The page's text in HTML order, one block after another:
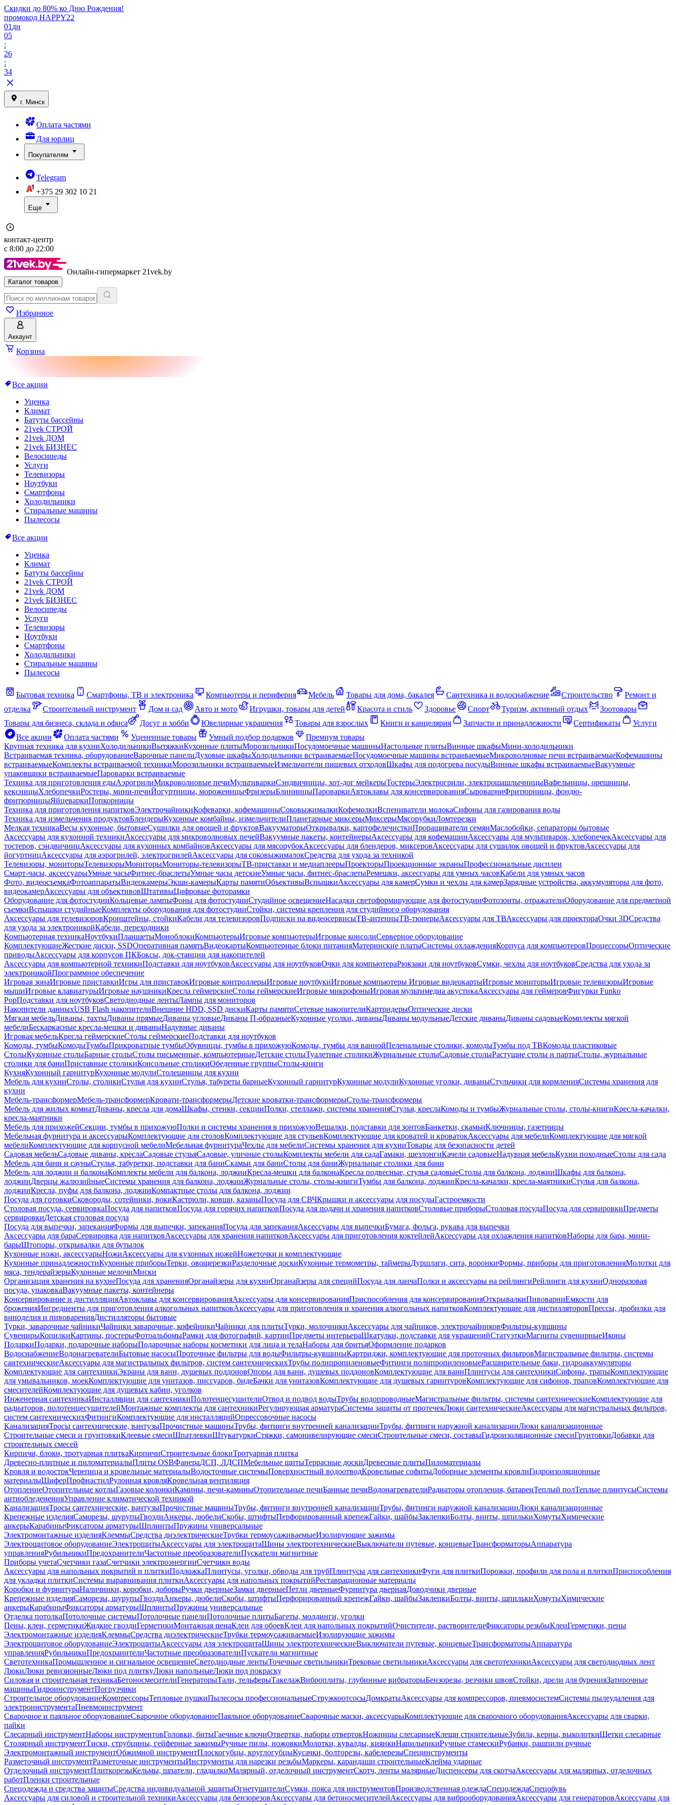
Скидки до 80% ко Дню Рождения!
промокод HAPPY22
01 дн
05
:
26
:
34
г. Минск
Оплата частями
Для юрлиц
Покупателям
Telegram
+375 29 302 10 21
Еще
контакт-центр
с 8:00 до 22:00
Онлайн-гипермаркет 21vek.by
Каталог товаров
Избранное
Аккаунт
Корзина
Все акции
Уценка
Климат
Батуты бассейны
21vek СТРОЙ
21vek ДОМ
21vek БИЗНЕС
Велосипеды
Услуги
Телевизоры
Ноутбуки
Смартфоны
Холодильники
Стиральные машины
Пылесосы
Все акции
Уценка
Климат
Батуты бассейны
21vek СТРОЙ
21vek ДОМ
21vek БИЗНЕС
Велосипеды
Услуги
Телевизоры
Ноутбуки
Смартфоны
Холодильники
Стиральные машины
Пылесосы
Бытовая техника Смартфоны, ТВ и электроника Компьютеры и периферия Мебель Товары для дома, бакалея Сантехника и водоснабжение Строительство
Ремонт и
отделка
Строительный инструмент Дом и сад Авто и мото Игрушки, товары для детей Красота и стиль Здоровье Спорт Туризм, активный отдых
Зоотовары
Товары для бизнеса, склада и офиса
Досуг и хобби Ювелирные украшения Товары для взрослых Книги и канцелярия Запчасти и принадлежности Сертификаты
Услуги
Все акции
Оплата частями Уцененные товары Умный подбор подарков
Премиум товары
Крупная техника для кухниХолодильникиВытяжкиКухонные плитыМорозильникиПосудомоечные машиныНастольные плитыВинные шкафыМини-холодильники
Встраиваемая техника, оборудованиеВарочные панелиДуховые шкафыХолодильники встраиваемыеПосудомоечные машины встраиваемыеМикроволновые печи встраиваемыеКофемашины
встраиваемыеКомплекты встраиваемой техникиМорозильники встраиваемыеИзмельчители пищевых отходовШкафы для подогрева посудыВинные шкафы встраиваемыеВакуумные
упаковщики встраиваемыеПароварки встраиваемые
Техника для приготовления едыАэрогрилиМикроволновые печиМультиваркиСэндвичницы, хот-дог мейкерыТостерыЭлектрогрили, электрошашлычницыВафельницы, орешницы,
кексницыХлебопечкиРостеры, мини-печиЙогуртницы, мороженицыФризерыБлинницыПароваркиАвтоклавы для консервированияСыроварниФритюрницы, фондю-
фритюрницыЯйцеваркиПопкорницы
Техника для приготовления напитковЭлектрочайникиКофеварки, кофемашиныСоковыжималкиКофемолкиВспениватели молокаСифоны для газирования воды
Техника для измельчения продуктовБлендерыКухонные комбайны, измельчителиПланетарные миксерыМиксерыМясорубкиЛомтерезки
Мелкая техникаВесы кухонные, бытовыеСушилки для овощей и фруктовВакууматорыОткрывалки, картофелечисткиПроращиватели семянМаслобойки, сепараторы бытовые
Аксессуары для кухонной техникиАксессуары для микроволновых печейВакуумные пакеты, контейнерыАксессуары для кофемашинАксессуары для мультиварок, хлебопечекАксессуары для
тостеров, сэндвичницАксессуары для кухонных комбайновАксессуары для мясорубокАксессуары для блендеров, миксеровАксессуары для сушилок овощей и фруктовАксессуары для
йогуртницАксессуары для аэрогрилей, электрогрилейАксессуары для соковыжималокСредства для ухода за техникой
Телевизоры, мониторыТелевизорыМониторыМониторы-телевизорыТВ-приставки и медиаплеерыПроекторыПроекционные экраныПрофессиональные дисплеи
Смарт-часы, аксессуарыУмные часыФитнес-браслетыУмные часы детскиеУмные часы, фитнес-браслетыРемешки, аксессуары для умных часовКабели для умных часов
Фото, видеосъемкаФотоаппаратыВидеокамерыЭкшн-камерыКарты памятиОбъективыВспышкиАксессуары для камерСумки и чехлы для камерЗарядные устройства, аккумуляторы для фото,
видеокамерАксессуары для объективовШтативыЦифровые фоторамки
Оборудование для фотостудииКольцевые лампыФоны для фотостудииСтудийное освещениеНасадки светоформирующие для фотостудииФотозонты, отражателиОборудование для предметной
съемкиВспышки студийныеКомплекты оборудования для фотостудииСтойки, системы крепления для студийного оборудования
Аксессуары для телевизоровКронштейны, стойкиКабели для телевизоровПодписки на видеосервисыТВ-антенныТВ-тюнерыАксессуары для ТВАксессуары для проектораОчки 3DСредства
для ухода за электроникойКабели, переходники
Компьютерная техникаНоутбукиПланшетыМоноблокиКомпьютерыИгровые компьютерыИгровые консолиСерверное оборудование
КомплектующиеЖесткие диски, SSDОперативная памятьВидеокартыКомпьютерные блоки питанияМатеринские платыСистемы охлажденияКорпуса для компьютеровПроцессорыОптические
приводыАксессуары для корпусов ПКБоксы, док-станции для накопителей
Аксессуары для компьютерной техникиПодставки для ноутбуковАксессуары для ноутбуковОчки для компьютераРюкзаки для ноутбуковСумки, чехлы для ноутбуковСредства для ухода за
электроникойПрограммное обеспечение
Игровая зонаИгровые приставкиИгры для приставокИгровые контроллерыИгровые ноутбукиИгровые компьютеры Игровые видеокартыИгровые мониторыИгровые телевизорыИгровые
мышиИгровые клавиатурыИгровые наушникиКресла геймерскиеСтолы геймерскиеИгровые микрофоныИгровая мультимедиа акустикаАксессуары для геймеровФигурки Funko
PopПодставки для ноутбуковСветодиодные лентыЛампы для мониторов
Накопители данныхUSB Flash накопителиВнешние HDD, SSD дискиКарты памятиСетевые накопителиКартридерыОптические диски
Мягкая мебельДиваны, тахтыДиваны прямыеДиваны угловыеДиваны П-образныеКухонные уголки, диваныДиваны модульныеДетские диваныДиваны садовыеКомплекты мягкой
мебелиБескаркасные кресла-мешки и диваныНадувные диваны
Игровая мебельКресла геймерскиеСтолы геймерскиеПодставки для ноутбуков
Комоды, тумбыКомодыТумбыПрикроватные тумбыОбувницы, тумбы в прихожуюКомоды, тумбы для ваннойПеленальные столики, комодыТумбы под ТВКомоды пластиковые
СтолыКухонные столыБарные столыСтолы письменные, компьютерныеДетские столыТуалетные столикиЖурнальные столыСадовые столыРастущие столы и партыСтолы, журнальные
столики для баниПриставные столикиКонсольные столикиОбеденные группыСтолы-книги
КухняКухонный гарнитурКухонные модулиСтолешницы для кухни
Мебель для кухниСтолы, столикиСтулья для кухниСтулья, табуреты барныеКухонный гарнитурКухонные модулиКухонные уголки, диваныСтульчики для кормленияСистемы хранения для
кухни
Мебель-трансформерМебель-трансформерКровати-трансформерыДетские кроватки-трансформерыСтолы-трансформеры
Мебель для жилых комнатДиваны, кресла для домаШкафы, стенки, секцииПолки, стеллажи, системы храненияСтулья, креслаКомоды и тумбыЖурнальные столы, столы-книгиКресла-качалки,
кресла-маятники
Мебель для прихожейСекции, тумбы в прихожуюПолки и системы хранения в прихожуюВешалки, подставки для зонтовБанкетки, скамьиКлючницы, газетницы
Мебельная фурнитура и аксессуарыКомплектующие для столовКомплектующие для стульевКомплектующие для кроватей и кроватокАксессуары для мебелиКомплектующие для мягкой
мебелиКомплектующие для корпусной мебелиМебельная фурнитураЧехлы для мебелиСистемы хранения для кухниТовары для безопасности детей
Садовая мебельСадовые диваны, креслаСадовые стульяСадовые, уличные столыКомплекты мебели для садаГамаки, шезлонгиКачели садовыеНадувная мебельКухни походныеСтолы для сада
Мебель для бани и сауныСтулья, табуретки, подставки для баниСкамьи для баниСтолы для баниЖурнальные столики для бани
Мебель для лоджии и балконаКомплекты мебели для балкона, лоджииКресла-мешки для балконаКресла подвесные, стулья садовыеСтолы для балкона, лоджииШкафы для балкона,
лоджииДверцы жалюзийныеСистемы хранения для балкона, лоджииЖурнальные столы, столы-книгиТумбы для балкона, лоджииКресла-качалки, кресла-маятникиСтулья для балкона,
лоджииКресла, пуфы для балкона, лоджииКомпактные столы для балкона, лоджии
Посуда для готовкиСковороды, сотейники, вокиКастрюли, ковши, казаныПосуда для СВЧКрышки и аксессуары для посудыГастроемкости
Столовая посуда, сервировкаПосуда для напитковПосуда для горячих напитковПосуда для подачи и хранения напитковСтоловые приборыСтоловая посудаПосуда для сервировкиПредметы
сервировкиДетская столовая посуда
Посуда для выпечки, запеканияФормы для выпечки, запеканияПосуда для запеканияАксессуары для выпечкиБумага, фольга, рукава для выпечки
Аксессуары для бараСервировка для напитковАксессуары для хранения напитковАксессуары для приготовления коктейлейАксессуары для охлаждения напитковНаборы для бара, мини-
барыШтопоры, открывалки для бутылок
Кухонные ножи, аксессуарыНожиАксессуары для кухонных ножейНожеточки и комплектующие
Кухонные принадлежностиКухонные приборыТерки, овощерезкиРазделочные доскиКухонные термометры, таймерыДуршлаги, сита, воронкиФормы, приборы для приготовленияМолотки для
мяса, тендерайзерыКухонные мелочиМиски
Организация хранения на кухнеПосуда для храненияОрганайзеры для кухниОрганайзеры для специйПосуда для ланчаПолки и аксессуары на рейлингиРейлинги для кухниОдноразовая
посуда, упаковкаВакуумные пакеты, контейнеры
Консервирование и дистилляцияАвтоклавы для консервированияАксессуары для консервированияПриспособления для консервированияОткрывалкиПивоварниЕмкости для
броженияИнгредиенты для приготовления алкогольных напитковАксессуары для приготовления и хранения алкогольных напитковКомплектующие для дистилляторовПрессы, дробилки для
виноделия и пивоваренияДистилляторы бытовые
Турки, заварочные чайникиЧайники заварочные, кофейникиЧайники для плитыТурки, молочникиАксессуары для чайников, электрочайниковФильтры-кувшины
СувенирыКопилкиКартины, постерыФотоальбомыРамки для фотографий, картинПредметы интерьераШкатулки, подставки для украшенийСтатуэткиМагниты сувенирныеИконы
ПодаркиПодарки, подарочные наборыПодарочные наборы косметики для лица и телаНаборы для бритьяОформление подарков
ВодоснабжениеВодонагревателиБытовые насосыПроточные фильтры для водыФильтры-кувшиныКартриджи, комплектующие для проточных фильтровМагистральные фильтры, системы
сантехническиеАксессуары для магистральных фильтров, систем сантехническихТрубы полипропиленовыеФитинги полипропиленовыеРасширительные баки, гидроаккумуляторы
Комплектующие для сантехникиЭкраны для ванн, душевых поддоновОпоры для ванн, душевых поддоновКомплектующие для ваннПлинтусы для сантехникиСифоны, трапыКомплектующие
для умывальников, моекКомплектующие для унитазов, писсуаров, бидеБачки для унитазовКомплектующие для душевых гарнитуровКомплектующие для сифонов, траповКомплектующие для
смесителейКомплектующие для душевых кабин, уголков
Инженерная сантехникаИнсталляции для сантехникиПолотенцесушителиОтвод и подвод водыТрубы водопроводныеМагистральные фильтры, системы сантехническиеКомплектующие для
радиаторов, полотенцесушителейМонтажные комплекты для сантехникиРегулирующая арматураСистемы защиты от протечекЛюки сантехническиеАксессуары для магистральных фильтров,
систем сантехническихФитингиКомплектующие для инсталляцийОпрессовочные насосы
КанализацияТросы сантехнические, вантузыПрочистные машиныТрубы, фитинги внутренней канализацииТрубы, фитинги наружной канализацииЛюки канализационные
Строительные смеси и грунтовкиКлеевые смесиШпатлевкиШтукатуркиСтяжки, самонивелирующие смесиСтроительные смеси, составыГидроизоляционные смесиГрунтовкиДобавки для
строительных смесей
Кирпичи, блоки, тротуарная плиткаКирпичиСтроительные блокиТротуарная плитка
Древесно-плитные и пиломатериалыПлиты OSBФанераДСП, ЛДСПМебельные щитыТеррасные доскиДревесные плитыПиломатериалы
Кровля и водостокЧерепица и кровельные материалыВодосточные системыПоверхностный водоотводКровельные софитыДоборные элементы кровлиГидроизоляционные
материалыШиферПрофнастилРулонная кровляКровельная вентиляция
ОтоплениеОтопительные котлыГазовые колонкиКамины, печи-каминыОтопительные печиБанные печиВодонагревателиРадиаторы отопления, батареиТеплый полТеплые плинтусыСистемы
антиобледененияУправление климатической техникой
КанализацияТросы сантехнические, вантузыПрочистные машиныТрубы, фитинги внутренней канализацииТрубы, фитинги наружной канализацииЛюки канализационные
Крепежные изделияСаморезы, шурупыГвоздиАнкеры, дюбелиСкобы, штифтыПерфорированный крепежГайки, шайбыЗаклепкиБолты, винты, шпилькиХомутыХимические
анкерыКарабиныФиксаторы арматурыШплинтыПружины универсальные
Электромонтажные изделияКлеммыСредства диэлектрическиеТрубки термоусаживаемыеИзолирующие зажимы
Электрощитовое оборудованиеЭлектрощитыАксессуары для электрощитаШины электротехническиеВыключатели путевые, концевыеТрансформаторыАппаратура
управленияРубильникиПредохранителиЧастотные преобразователиПускатели магнитные
Приборы учетаСчетчики газаСчетчики электроэнергииСчетчики воды
Аксессуары для напольных покрытий и плиткиПодложкаПлинтусы, уголки, обводы для трубПлинтусы для сантехникиФуги для плиткиПорожки, профили для пола и плиткиПриспособления
для укладки плиткиСистемы выравнивания плиткиАксессуары для напольных покрытийРеставрационные материалы
Коробки и фурнитураНаличники, коробки, доборыРучки дверныеЗамки дверныеПетли дверныеФурнитура двернаяДоводчики дверные
Крепежные изделияСаморезы, шурупыГвоздиАнкеры, дюбелиСкобы, штифтыПерфорированный крепежГайки, шайбыЗаклепкиБолты, винты, шпилькиХомутыХимические
анкерыКарабиныФиксаторы арматурыШплинтыПружины универсальные
Отделка потолкаПотолочные системыПотолочные панелиПотолочные плитыБагеты, молдинги, уголки
Пены, клеи, герметикиЖидкие гвоздиГерметикиМонтажная пенаКлеи для обоевКлеи для напольных покрытийОчистители, растворителиФиксаторы резьбыКлеиГерметики, пены
Электромонтажные изделияКлеммыСредства диэлектрическиеТрубки термоусаживаемыеИзолирующие зажимы
Электрощитовое оборудованиеЭлектрощитыАксессуары для электрощитаШины электротехническиеВыключатели путевые, концевыеТрансформаторыАппаратура
управленияРубильникиПредохранителиЧастотные преобразователиПускатели магнитные
СветотехникаПромышленное и сигнальное освещениеСветодиодные лентыТочечные светильникиТрековые светильникиАксессуары для светотехникиАксессуары для светодиодных лент
ЛюкиЛюки ревизионныеЛюки под плиткуЛюки напольныеЛюки под покраску
Силовая и строительная техникаБетоносмесителиГенераторыТали, тельферыТакелажВиброплиты, глубинные вибраторыБензорезы, резчики швовСтойки, дрели для буренияЗатирочные
машиныГидроинструментПогрузчики
Строительное оборудованиеКомпрессорыТепловые пушкиПылесосы профессиональныеСтружкоотсосыДомкратыАксессуары для компрессоров, пневмосистемСистемы пылеудаления для
электроинструментаПневмоинструмент
Сварочное и паяльное оборудованиеСварочное оборудованиеПаяльное оборудованиеСварочные маски, аксессуарыКомплектующие для сварочного оборудованияАксессуары для сварки,
пайки
Слесарный инструментНаборы инструментовГоловки, битыГаечные ключиОтвертки, наборы отвертокНожницы слесарныеКлещи строительныеЗубила, керны, выколоткиЩетки слесарные
Столярный инструментТиски, струбцины, гейферные зажимыРучные пилы, ножовкиМолотки, кувалды, киянкиНапильникиРучные стамескиРубанки, рашпили ручные
Электромонтажный инструментОбжимной инструментПлоскогубцы, круглогубцыКусачки, болторезы, кабелерезыСпецинструменты
Разметочный инструментРазметочные инструментыИнструменты для нарезки резьбыМаркеры, карандаши строительныеКлейма ударные
Отделочный инструментПлиткорезыКельмы, шпатели, гладилкиМалярный, отделочный инструментСкотч, ленты малярныеДиспенсеры для скотчаАксессуары для малярных, отделочных
работПленки строительные
Спецодежда и средства защитыСредства индивидуальной защитыОгнетушителиСумки, пояса для инструментовПроизводственная одеждаСпецодеждаСпецобувь
Аксессуары для силовой и строительной техникиАксессуары для бензорезовАксессуары для бетоносмесителейАксессуары для виброоборудованияАксессуары для генераторовАксессуары для